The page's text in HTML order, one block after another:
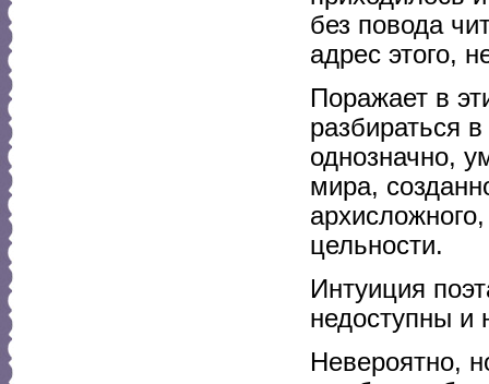
без повода
адрес этого,
Поражает в
разбираться
однозначно,
мира,
цельности.
Интуиция
недоступны и
Невероятно,